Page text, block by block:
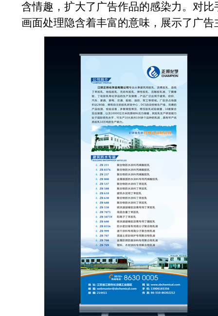
含情趣，扩大了广告作品的感染力。对
画面处理隐含着丰富的意味，展示了广